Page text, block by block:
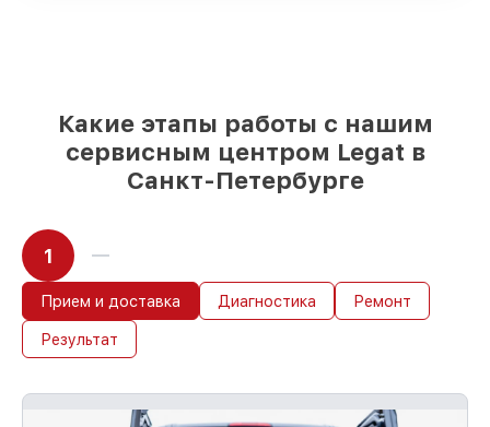
Какие этапы работы с нашим
сервисным центром Legat в
Санкт-Петербурге
1
Прием и доставка Диагностика Ремонт
Результат